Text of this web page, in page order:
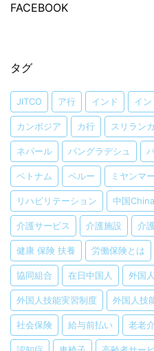
FACEBOOK
タグ
JITCO ア行 インド イ
カンボジア カ行 スリランカ
ネパール バングラデシュ
ベトナム ペルー ミヤンマー
リハビリテーション 中国China
介護サービス 介護施設 介
健康 保険 扶養 労働保険とは
協同組合 在日中国人 外国
外国人技能実習制度 外国人技
社会保険 給与前払い 老老